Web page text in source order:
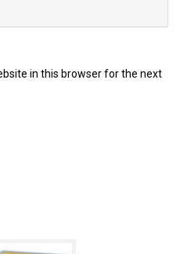
in this browser for the next